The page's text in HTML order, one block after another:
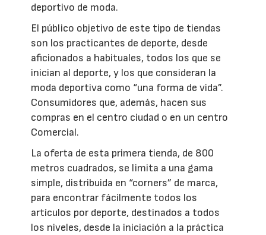
deportivo de moda.
El público objetivo de este tipo de tiendas
son los practicantes de deporte, desde
aficionados a habituales, todos los que se
inician al deporte, y los que consideran la
moda deportiva como “una forma de vida”.
Consumidores que, además, hacen sus
compras en el centro ciudad o en un centro
Comercial.
La oferta de esta primera tienda, de 800
metros cuadrados, se limita a una gama
simple, distribuida en “corners” de marca,
para encontrar fácilmente todos los
artículos por deporte, destinados a todos
los niveles, desde la iniciación a la práctica